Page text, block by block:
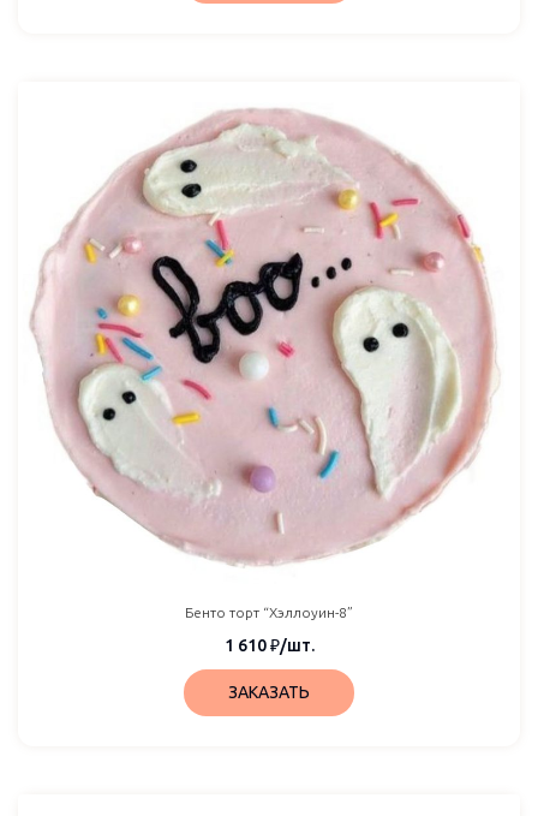
Бенто торт “Хэллоуин-8”
1 610₽/шт.
ЗАКАЗАТЬ